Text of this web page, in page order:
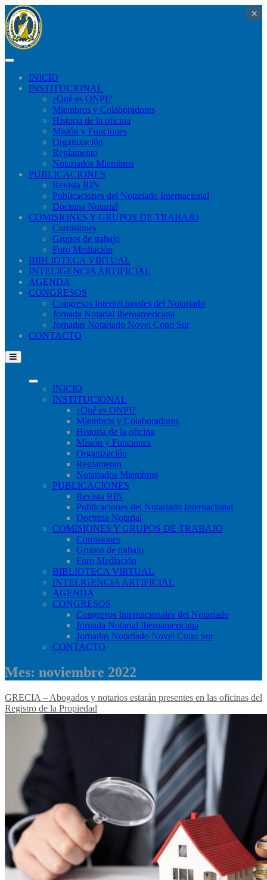
INICIO
INSTITUCIONAL
¿Qué​ es ONPI?
Miembros y Colaboradores
Historia de la oficina
Misión y Funciones
Organización
Reglamento
Notariados Miembros
PUBLICACIONES
Revista RIN
Publicaciones del Notariado Internacional
Doctrina Notarial
COMISIONES Y GRUPOS DE TRABAJO
Comisiones
Grupos de trabajo
Foro Mediación
BIBLIOTECA VIRTUAL
INTELIGENCIA ARTIFICIAL
AGENDA
CONGRESOS
Congresos Internacionales del Notariado
Jornada Notarial Iberoamericana
Jornadas Notariado Novel Cono Sur
CONTACTO
INICIO
INSTITUCIONAL
¿Qué​ es ONPI?
Miembros y Colaboradores
Historia de la oficina
Misión y Funciones
Organización
Reglamento
Notariados Miembros
PUBLICACIONES
Revista RIN
Publicaciones del Notariado Internacional
Doctrina Notarial
COMISIONES Y GRUPOS DE TRABAJO
Comisiones
Grupos de trabajo
Foro Mediación
BIBLIOTECA VIRTUAL
INTELIGENCIA ARTIFICIAL
AGENDA
CONGRESOS
Congresos Internacionales del Notariado
Jornada Notarial Iberoamericana
Jornadas Notariado Novel Cono Sur
CONTACTO
Mes: noviembre 2022
GRECIA – Abogados y notarios estarán presentes en las oficinas del
Registro de la Propiedad
×
×
×
×
×
×
×
×
×
×
×
×
×
×
×
×
×
×
×
×
×
×
×
×
×
×
×
×
×
×
×
×
×
×
×
×
×
×
×
×
×
×
×
×
×
×
×
×
×
×
×
×
×
×
×
×
×
×
×
×
×
×
×
×
×
×
×
×
×
×
×
×
×
×
×
×
×
×
×
×
×
×
×
×
×
×
×
×
×
×
×
×